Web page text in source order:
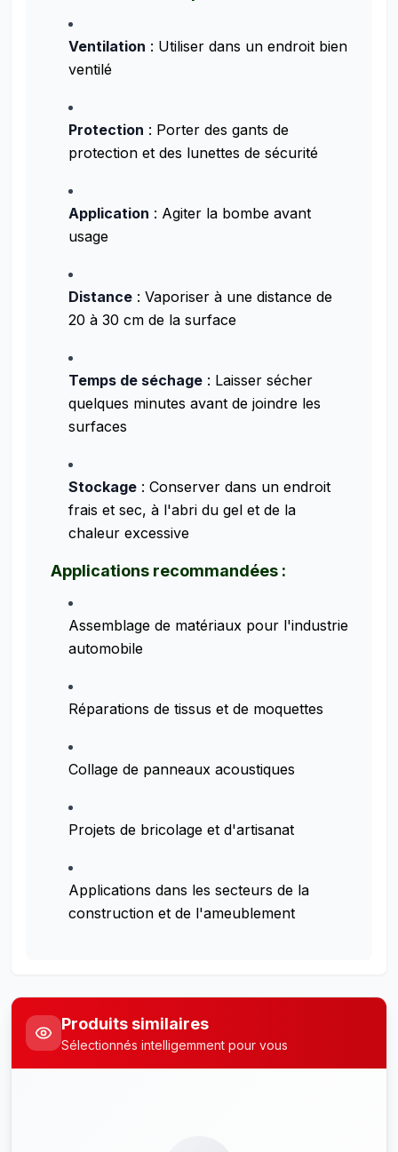
Ventilation : Utiliser dans un endroit bien
ventilé
Protection : Porter des gants de
protection et des lunettes de sécurité
Application : Agiter la bombe avant
usage
Distance : Vaporiser à une distance de
20 à 30 cm de la surface
Temps de séchage : Laisser sécher
quelques minutes avant de joindre les
surfaces
Stockage : Conserver dans un endroit
frais et sec, à l'abri du gel et de la
chaleur excessive
Applications recommandées :
Assemblage de matériaux pour l'industrie
automobile
Réparations de tissus et de moquettes
Collage de panneaux acoustiques
Projets de bricolage et d'artisanat
Applications dans les secteurs de la
construction et de l'ameublement
Produits similaires
Sélectionnés intelligemment pour vous